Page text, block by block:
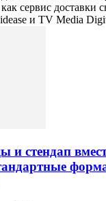
сервис доставки
и TV Media
и стендап